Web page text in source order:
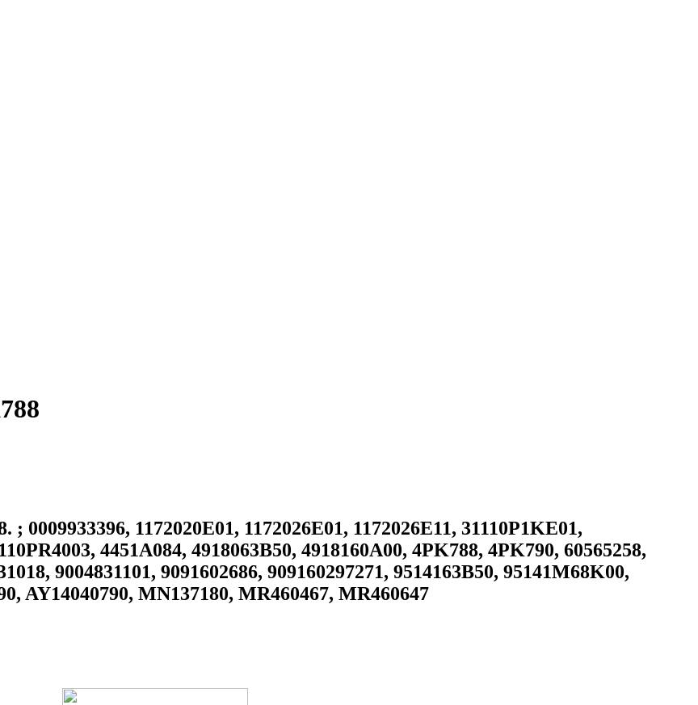
1172020E01, 1172026E01, 1172026E11, 31110P1KE01,
4451A084, 4918063B50, 4918160A00, 4PK788, 4PK790, 60565258,
9004831101, 9091602686, 909160297271, 9514163B50, 95141M68K00,
AY14040790, MN137180, MR460467, MR460647